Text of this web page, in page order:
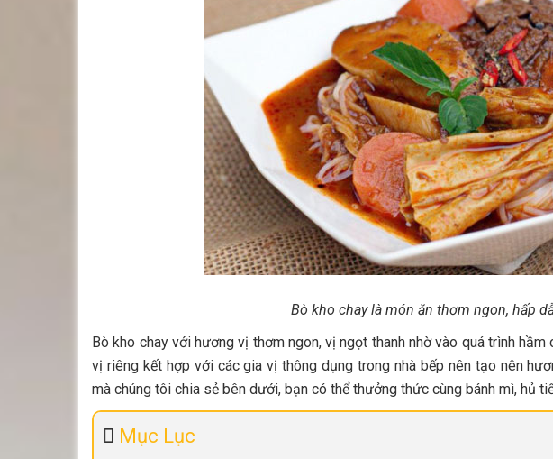
Bò kho chay là món ăn thơm ngon, hấp
Bò kho chay với hương vị thơm ngon, vị ngọt thanh nhờ vào quá trình
vị riêng kết hợp với các gia vị thông dụng trong nhà bếp nên tạo nên
mà chúng tôi chia sẻ bên dưới, bạn có thể thưởng thức cùng bánh mì, hủ
Mục Lục